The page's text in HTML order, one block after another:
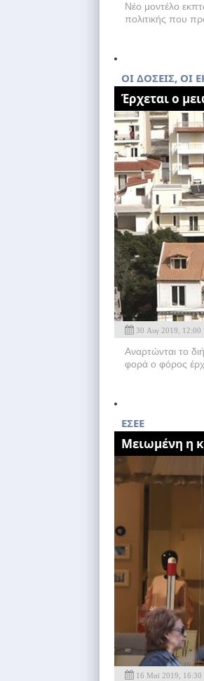
Νέο μοντέλο
πολιτικής που
OI ΔΟΣΕΙΣ, ΟΙ
Έρχεται ο
30 Αυγ 2019, 12:00
Αναρτώνται το
φορά ο φόρος
ΕΣΕΕ
Μειωμένη η
16 Μαϊ 2019, 16:30